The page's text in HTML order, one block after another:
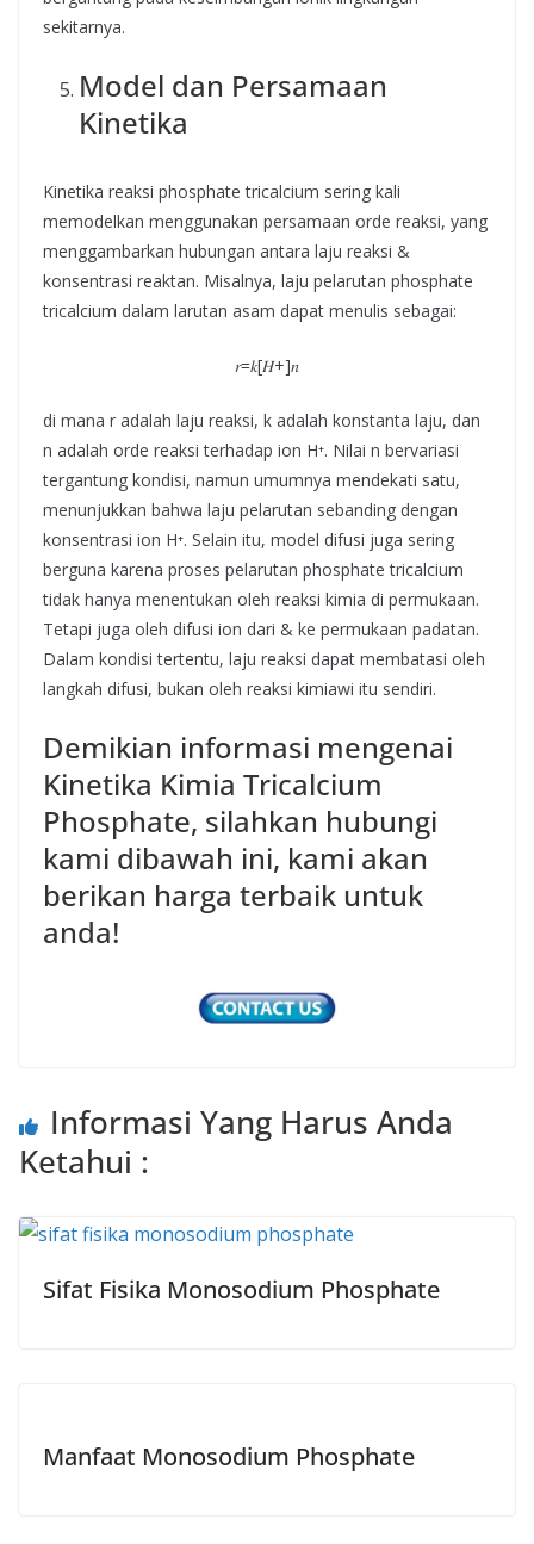
sekitarnya.
Model dan Persamaan
Kinetika
Kinetika reaksi phosphate tricalcium sering kali
memodelkan menggunakan persamaan orde reaksi, yang
menggambarkan hubungan antara laju reaksi &
konsentrasi reaktan. Misalnya, laju pelarutan phosphate
tricalcium dalam larutan asam dapat menulis sebagai:
𝑟=𝑘[𝐻+]𝑛
di mana r adalah laju reaksi, k adalah konstanta laju, dan
n adalah orde reaksi terhadap ion H⁺. Nilai n bervariasi
tergantung kondisi, namun umumnya mendekati satu,
menunjukkan bahwa laju pelarutan sebanding dengan
konsentrasi ion H⁺. Selain itu, model difusi juga sering
berguna karena proses pelarutan phosphate tricalcium
tidak hanya menentukan oleh reaksi kimia di permukaan.
Tetapi juga oleh difusi ion dari & ke permukaan padatan.
Dalam kondisi tertentu, laju reaksi dapat membatasi oleh
langkah difusi, bukan oleh reaksi kimiawi itu sendiri.
Demikian informasi mengenai
Kinetika Kimia Tricalcium
Phosphate, silahkan hubungi
kami dibawah ini, kami akan
berikan harga terbaik untuk
anda!
Informasi Yang Harus Anda
Ketahui :
Sifat Fisika Monosodium Phosphate
Manfaat Monosodium Phosphate